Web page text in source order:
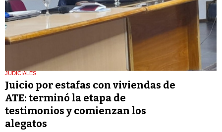
JUDICIALES
Juicio por estafas con viviendas de
ATE: terminó la etapa de
testimonios y comienzan los
alegatos